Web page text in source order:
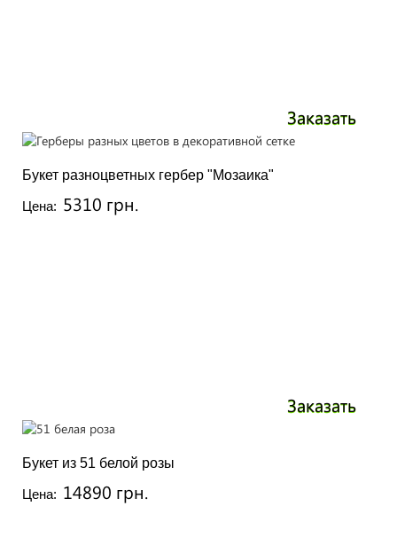
Заказать
Букет разноцветных гербер "Мозаика"
Цена: 5310 грн.
Заказать
Букет из 51 белой розы
Цена: 14890 грн.